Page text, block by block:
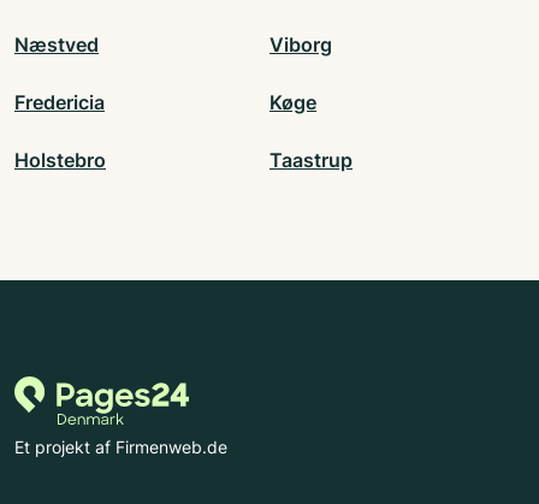
Næstved Viborg
Fredericia Køge
Holstebro Taastrup
Et projekt af Firmenweb.de